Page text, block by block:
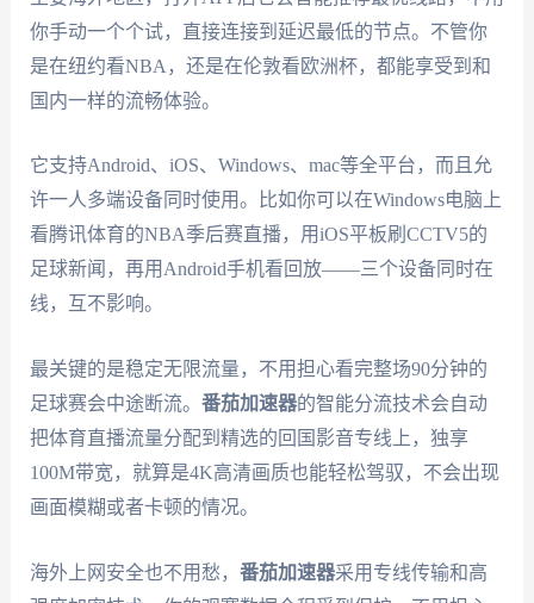
你手动一个个试，直接连接到延迟最低的节点。不管你
是在纽约看NBA，还是在伦敦看欧洲杯，都能享受到和
国内一样的流畅体验。
它支持Android、iOS、Windows、mac等全平台，而且允
许一人多端设备同时使用。比如你可以在Windows电脑上
看腾讯体育的NBA季后赛直播，用iOS平板刷CCTV5的
足球新闻，再用Android手机看回放——三个设备同时在
线，互不影响。
最关键的是稳定无限流量，不用担心看完整场90分钟的
足球赛会中途断流。 番茄加速器的智能分流技术会自动
把体育直播流量分配到精选的回国影音专线上，独享
100M带宽，就算是4K高清画质也能轻松驾驭，不会出现
画面模糊或者卡顿的情况。
海外上网安全也不用愁， 番茄加速器采用专线传输和高